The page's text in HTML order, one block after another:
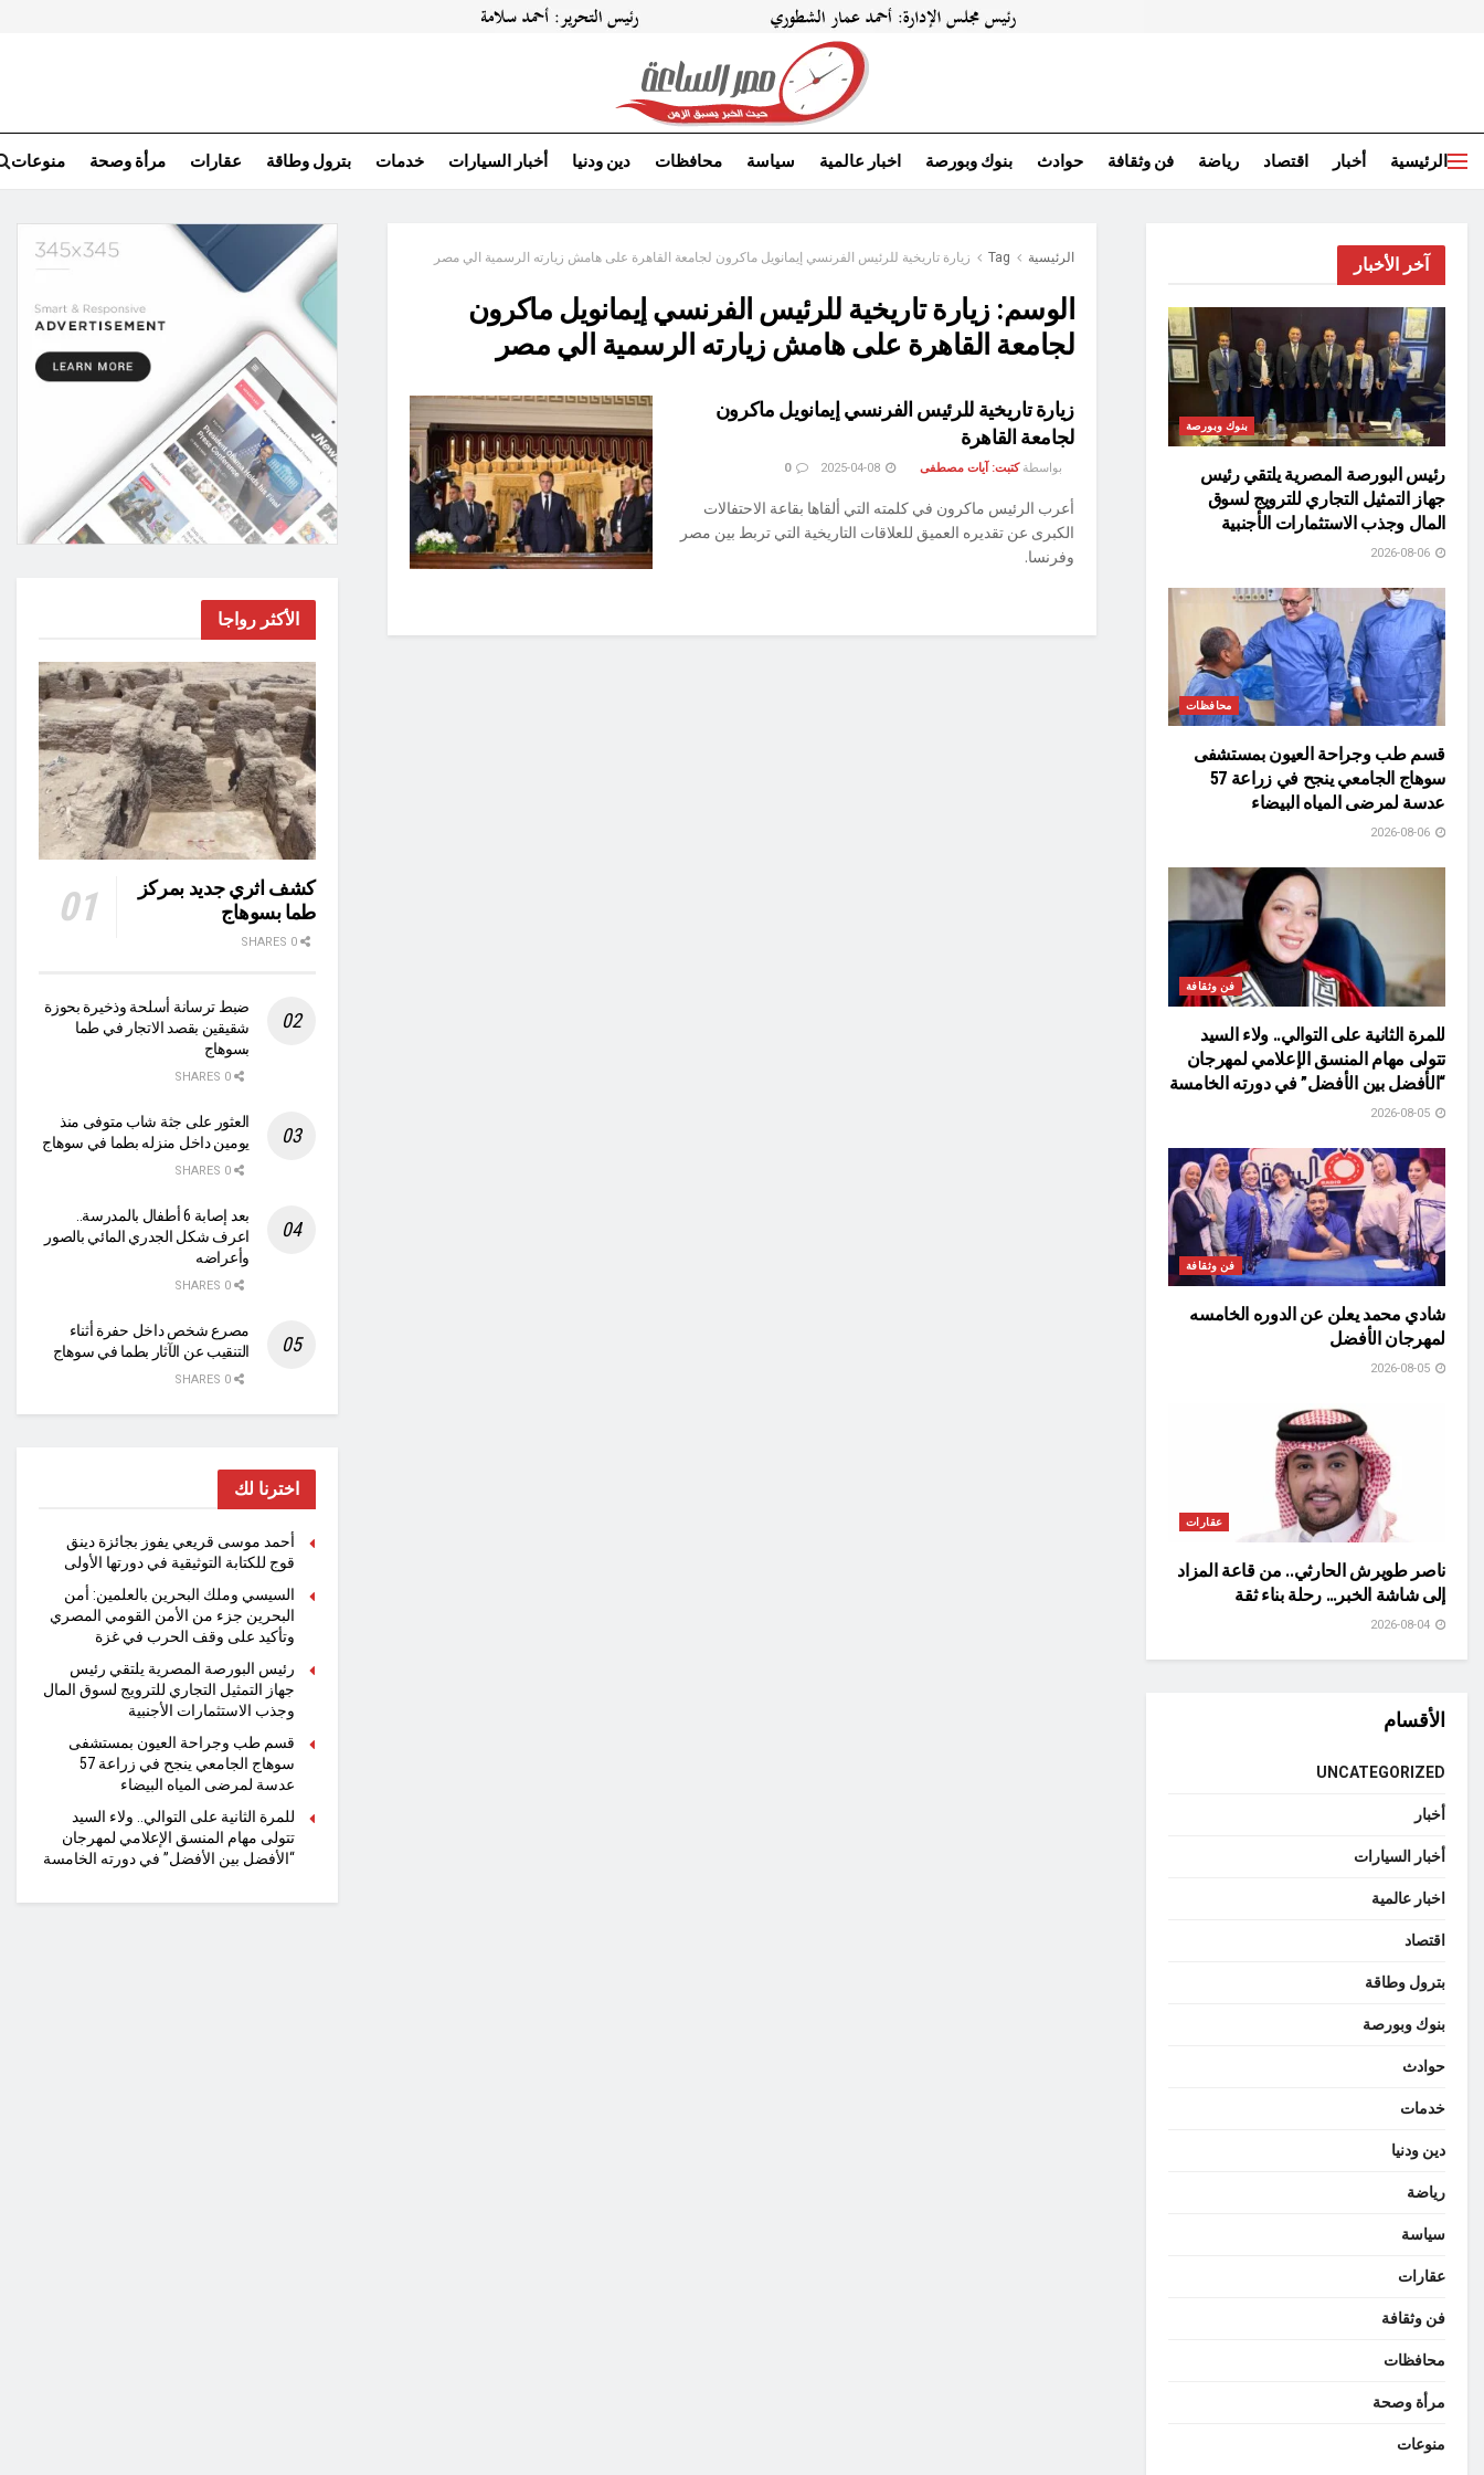
الرئيسية أخبار اقتصاد رياضة فن وثقافة حوادث بنوك وبورصة اخبار عالمية سياسة محافظات دين ودنيا أخبار السيارات خدمات بترول وطاقة عقارات مرأة وصحة منوعات
الرئيسية Tag زيارة تاريخية للرئيس الفرنسي إيمانويل ماكرون لجامعة القاهرة على هامش زيارته الرسمية الي مصر
الوسم: زيارة تاريخية للرئيس الفرنسي إيمانويل ماكرون
لجامعة القاهرة على هامش زيارته الرسمية الي مصر
زيارة تاريخية للرئيس الفرنسي إيمانويل ماكرون
لجامعة القاهرة
بواسطة كتبت: آيات مصطفى 0
أعرب الرئيس ماكرون في كلمته التي ألقاها بقاعة الاحتفالات
الكبرى عن تقديره العميق للعلاقات التاريخية التي تربط بين مصر
وفرنسا.
آخر الأخبار
بنوك وبورصة
رئيس البورصة المصرية يلتقي رئيس
جهاز التمثيل التجاري للترويج لسوق
المال وجذب الاستثمارات الأجنبية
محافظات
قسم طب وجراحة العيون بمستشفى
سوهاج الجامعي ينجح في زراعة 57
عدسة لمرضى المياه البيضاء
فن وثقافة
للمرة الثانية على التوالي.. ولاء السيد
تتولى مهام المنسق الإعلامي لمهرجان
“الأفضل بين الأفضل” في دورته الخامسة
فن وثقافة
شادي محمد يعلن عن الدوره الخامسه
لمهرجان الأفضل
عقارات
ناصر طويرش الحارثي.. من قاعة المزاد
إلى شاشة الخبر… رحلة بناء ثقة
الأقسام
UNCATEGORIZED
أخبار
أخبار السيارات
اخبار عالمية
اقتصاد
بترول وطاقة
بنوك وبورصة
حوادث
خدمات
دين ودنيا
رياضة
سياسة
عقارات
فن وثقافة
محافظات
مرأة وصحة
منوعات
الأكثر رواجا
كشف اثري جديد بمركز
طما بسوهاج
ضبط ترسانة أسلحة وذخيرة بحوزة
شقيقين بقصد الاتجار في طما
بسوهاج
العثور على جثة شاب متوفى منذ
يومين داخل منزله بطما في سوهاج
بعد إصابة 6 أطفال بالمدرسة..
اعرف شكل الجدري المائي بالصور
وأعراضه
مصرع شخص داخل حفرة أثناء
التنقيب عن الآثار بطما في سوهاج
اخترنا لك
أحمد موسى قريعي يفوز بجائزة دينق
قوج للكتابة التوثيقية في دورتها الأولى
السيسي وملك البحرين بالعلمين: أمن
البحرين جزء من الأمن القومي المصري
وتأكيد على وقف الحرب في غزة
رئيس البورصة المصرية يلتقي رئيس
جهاز التمثيل التجاري للترويج لسوق المال
وجذب الاستثمارات الأجنبية
قسم طب وجراحة العيون بمستشفى
سوهاج الجامعي ينجح في زراعة 57
عدسة لمرضى المياه البيضاء
للمرة الثانية على التوالي.. ولاء السيد
تتولى مهام المنسق الإعلامي لمهرجان
“الأفضل بين الأفضل” في دورته الخامسة